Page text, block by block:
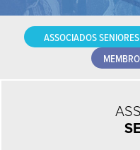
ASSOCIADOS SENIORES